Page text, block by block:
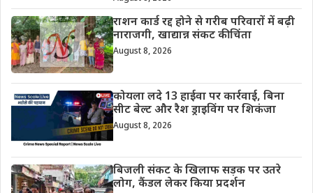
राशन कार्ड रद्द होने से गरीब परिवारों में बढ़ी
नाराजगी, खाद्यान्न संकट की चिंता
August 8, 2026
कोयला लदे 13 हाईवा पर कार्रवाई, बिना
सीट बेल्ट और रैश ड्राइविंग पर शिकंजा
August 8, 2026
बिजली संकट के खिलाफ सड़क पर उतरे
लोग, कैंडल लेकर किया प्रदर्शन